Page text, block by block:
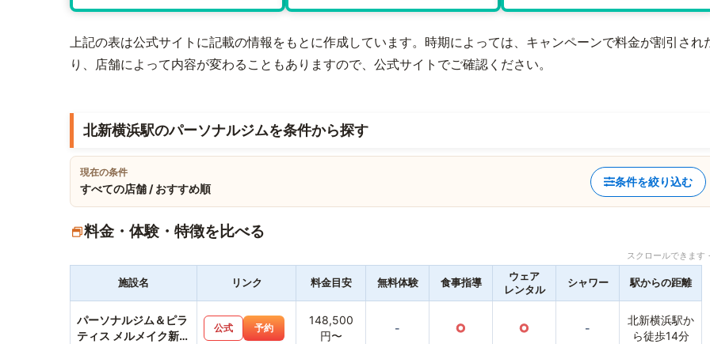
上記の表は公式サイトに記載の情報をもとに作成しています。時期によっては、キャンペーンで料金が割引され
り、店舗によって内容が変わることもありますので、公式サイトでご確認ください。
北新横浜駅のパーソナルジムを条件から探す
現在の条件
すべての店舗 / おすすめ順
条件を絞り込む
料金・体験・特徴を比べる
スクロールできま
施設名 リンク 料金目安 無料体験 食事指導
ウェア
レンタル
シャワー 駅からの距離
パーソナルジム＆ピラ
ティス メルメイク新横
公式 予約
148,500
円〜
- ○ ○ -
北新横浜駅か
ら徒歩14分